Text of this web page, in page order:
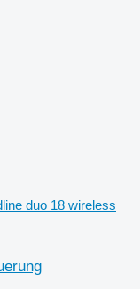
duo 18 wireless